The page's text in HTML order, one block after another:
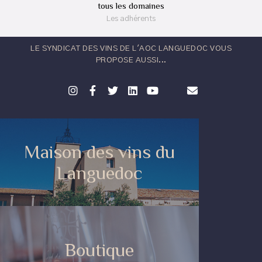
tous les domaines
Les adhérents
LE SYNDICAT DES VINS DE L'AOC LANGUEDOC VOUS
PROPOSE AUSSI...
Maison des vins du
Languedoc
Boutique